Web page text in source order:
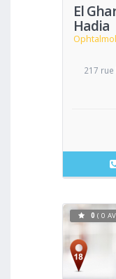
El
Hadia
217
0 ( 0